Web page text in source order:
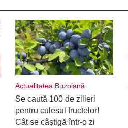
Actualitatea Buzoiană
Se caută 100 de zilieri
pentru culesul fructelor!
Cât se câștigă într-o zi